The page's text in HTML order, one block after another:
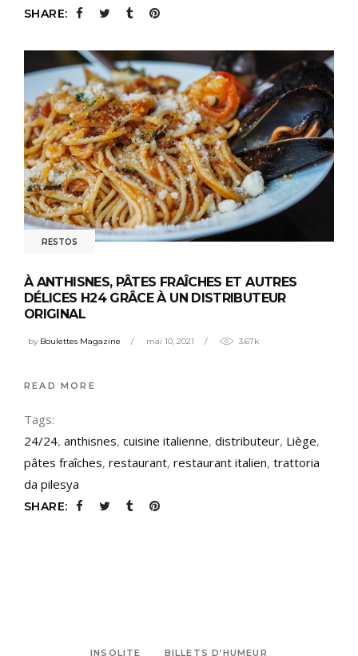
SHARE:
RESTOS
À ANTHISNES, PÂTES FRAÎCHES ET AUTRES
DÉLICES H24 GRÂCE À UN DISTRIBUTEUR
ORIGINAL
by Boulettes Magazine mai 10, 2021 3.67k
READ MORE
Tags:
24/24, anthisnes, cuisine italienne, distributeur, Liège,
pâtes fraîches, restaurant, restaurant italien, trattoria
da pilesya
SHARE:
INSOLITE BILLETS D’HUMEUR